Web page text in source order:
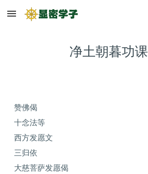
Skip to main content
净土朝暮功课
赞佛偈
十念法等
西方发愿文
三归依
大慈菩萨发愿偈